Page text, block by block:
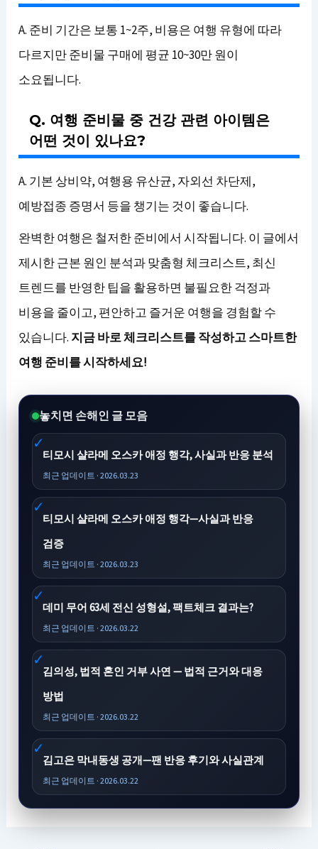
A. 준비 기간은 보통 1~2주, 비용은 여행 유형에 따라
다르지만 준비물 구매에 평균 10~30만 원이
소요됩니다.
Q. 여행 준비물 중 건강 관련 아이템은
어떤 것이 있나요?
A. 기본 상비약, 여행용 유산균, 자외선 차단제,
예방접종 증명서 등을 챙기는 것이 좋습니다.
완벽한 여행은 철저한 준비에서 시작됩니다. 이 글에서
제시한 근본 원인 분석과 맞춤형 체크리스트, 최신
트렌드를 반영한 팁을 활용하면 불필요한 걱정과
비용을 줄이고, 편안하고 즐거운 여행을 경험할 수
있습니다. 지금 바로 체크리스트를 작성하고 스마트한
여행 준비를 시작하세요!
놓치면 손해인 글 모음
티모시 샬라메 오스카 애정 행각, 사실과 반응 분석
최근 업데이트 · 2026.03.23
티모시 샬라메 오스카 애정 행각—사실과 반응
검증
최근 업데이트 · 2026.03.23
데미 무어 63세 전신 성형설, 팩트체크 결과는?
최근 업데이트 · 2026.03.22
김의성, 법적 혼인 거부 사연 — 법적 근거와 대응
방법
최근 업데이트 · 2026.03.22
김고은 막내동생 공개—팬 반응 후기와 사실관계
최근 업데이트 · 2026.03.22